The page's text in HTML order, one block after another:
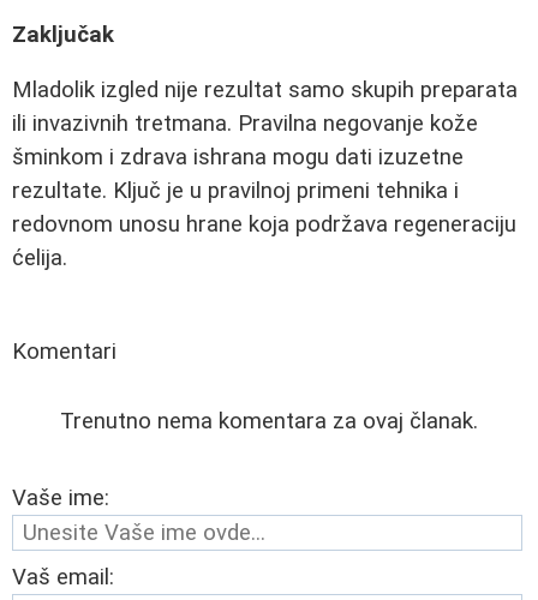
Zaključak
Mladolik izgled nije rezultat samo skupih preparata
ili invazivnih tretmana. Pravilna negovanje kože
šminkom i zdrava ishrana mogu dati izuzetne
rezultate. Ključ je u pravilnoj primeni tehnika i
redovnom unosu hrane koja podržava regeneraciju
ćelija.
Komentari
Trenutno nema komentara za ovaj članak.
Vaše ime:
Vaš email: